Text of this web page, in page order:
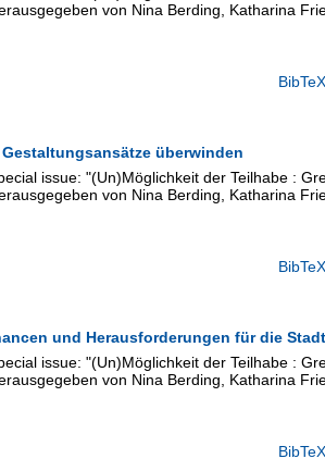
von Nina Berding, Katharina
BibTeX
überwinden
issue: "(Un)Möglichkeit der Teilhabe :
von Nina Berding, Katharina
BibTeX
und Herausforderungen für die
issue: "(Un)Möglichkeit der Teilhabe :
von Nina Berding, Katharina
BibTeX